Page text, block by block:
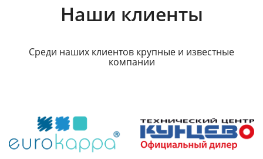
Наши клиенты
Среди наших клиентов крупные и известные
компании